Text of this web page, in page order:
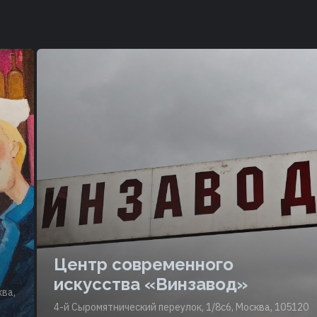
Центр современного
искусства «Винзавод»
4-й Сыромятнический переулок, 1/8с6, Москва, 105120